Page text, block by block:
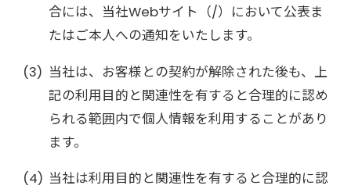
合には、当社Webサイト（/）において公表ま
たはご本人への通知をいたします。
当社は、お客様との契約が解除された後も、上
記の利用目的と関連性を有すると合理的に認め
られる範囲内で個人情報を利用することがあり
ます。
当社は利用目的と関連性を有すると合理的に認